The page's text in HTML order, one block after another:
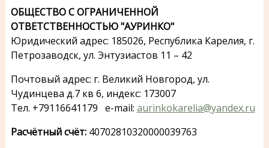
ОБЩЕСТВО С ОГРАНИЧЕННОЙ
ОТВЕТСТВЕННОСТЬЮ "АУРИНКО"
Юридический адрес: 185026, Республика Карелия, г.
Петрозаводск, ул. Энтузиастов 11 – 42
Почтовый адрес: г. Великий Новгород, ул.
Чудинцева д.7 кв 6, индекс: 173007
Тел. +79116641179 e-mail: aurinkokarelia@yandex.ru
Расчётный счёт:40702810320000039763